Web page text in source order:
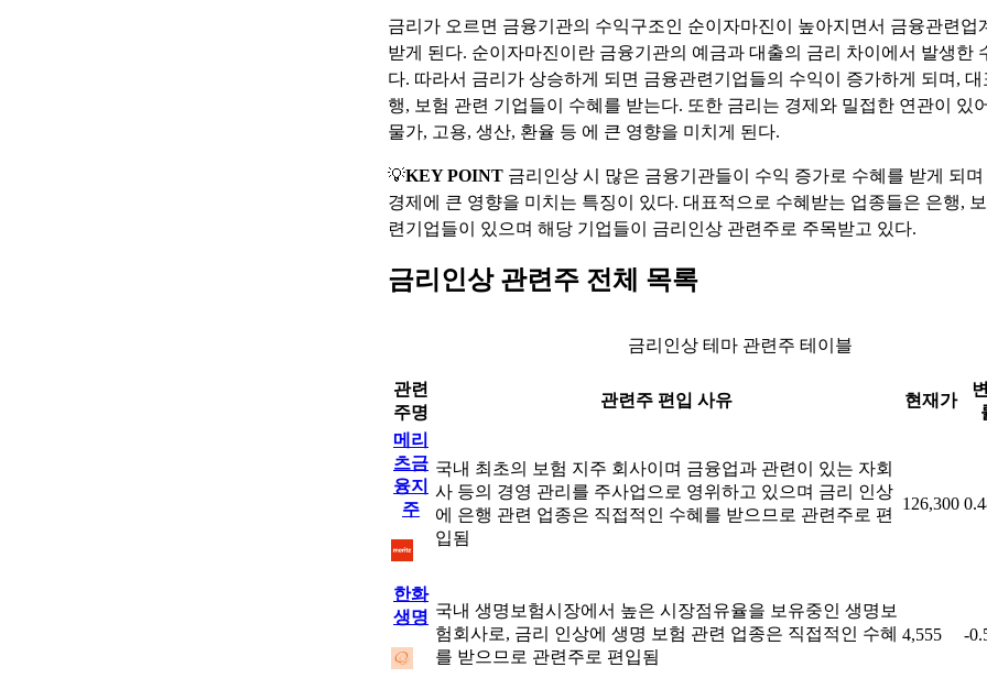
금리가 오르면 금융기관의 수익구조인 순이자마진이 높아지면서 금융관련업
받게 된다. 순이자마진이란 금융기관의 예금과 대출의 금리 차이에서 발생한
다. 따라서 금리가 상승하게 되면 금융관련기업들의 수익이 증가하게 되며,
행, 보험 관련 기업들이 수혜를 받는다. 또한 금리는 경제와 밀접한 연관이 있
물가, 고용, 생산, 환율 등 에 큰 영향을 미치게 된다.
💡KEY POINT 금리인상 시 많은 금융기관들이 수익 증가로 수혜를 받게 되
경제에 큰 영향을 미치는 특징이 있다. 대표적으로 수혜받는 업종들은 은행,
련기업들이 있으며 해당 기업들이 금리인상 관련주로 주목받고 있다.
금리인상 관련주 전체 목록
금리인상 테마 관련주 테이블
관련
주명
관련주 편입 사유 현재가
메리
츠금
융지
주
국내 최초의 보험 지주 회사이며 금융업과 관련이 있는 자회
사 등의 경영 관리를 주사업으로 영위하고 있으며 금리 인상
에 은행 관련 업종은 직접적인 수혜를 받으므로 관련주로 편
입됨
126,300
한화
생명 국내 생명보험시장에서 높은 시장점유율을 보유중인 생명보
험회사로, 금리 인상에 생명 보험 관련 업종은 직접적인 수혜
를 받으므로 관련주로 편입됨
4,555 -